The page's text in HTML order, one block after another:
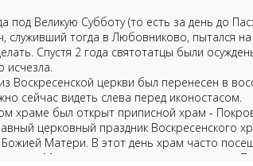
под Великую Субботу (то есть за день до
служивший тогда в Любовниково, пытался
Спустя 2 года святотатцы были
исчезла.
Воскресенской церкви был перенесен в
сейчас видеть слева перед иконостасом.
храме был открыт приписной храм -
церковный праздник Воскресенского
Матери. В этот день храм часто
Многие активные прихожане имеют